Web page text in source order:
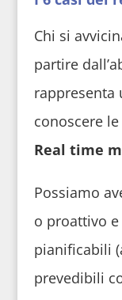
Chi si
partire
rappresenta
conoscere
Real time
Possiamo
o proattivo
pianificabili
prevedibili